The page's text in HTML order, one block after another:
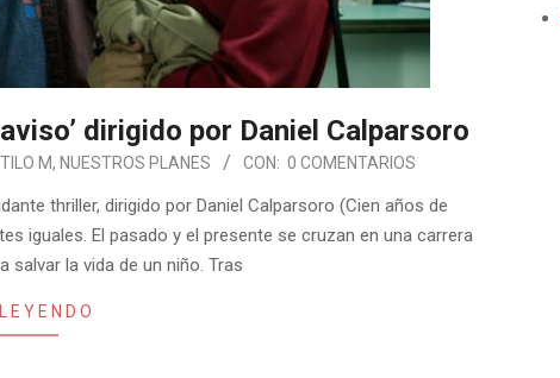
dirigido por Daniel Calparsoro
M, NUESTROS PLANES CON: 0 COMENTARIOS
thriller, dirigido por Daniel Calparsoro (Cien años de
iguales. El pasado y el presente se cruzan en una carrera
salvar la vida de un niño. Tras